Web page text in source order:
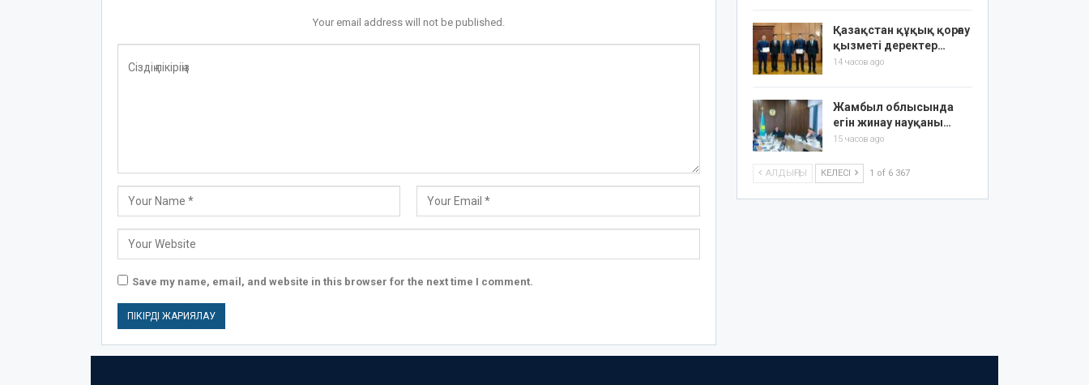
Your email address will not be published.
Save my name, email, and website in this browser for the next time I comment.
Қазақстан құқық қорғау
қызметі деректер…
14 часов ago
Жамбыл облысында
егін жинау науқаны…
15 часов ago
АЛДЫҢҒЫ КЕЛЕСІ 1 of 6 367